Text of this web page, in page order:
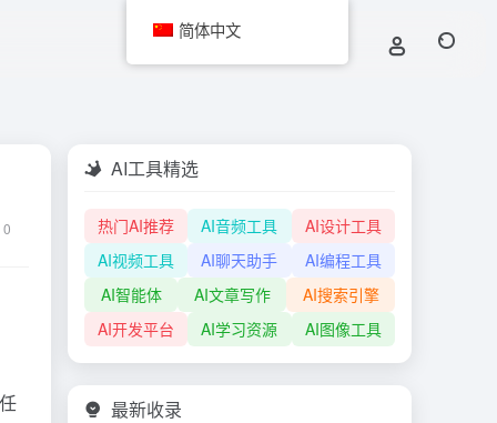
0
AI工具精选
热门AI推荐 AI音频工具
AI设计工具
AI视频工具
AI聊天助手
AI编程工具
AI智能体
AI文章写作
AI搜索引擎
AI开发平台
AI学习资源 AI图像工具
最新收录
简体中文